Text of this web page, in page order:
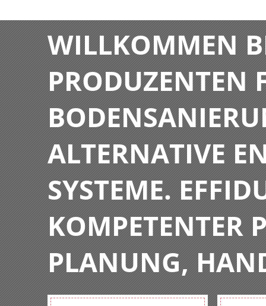
WILLKOMMEN
PRODUZENTEN
ALTERNATIVE
SYSTEME.
KOMPETENTER
PLANUNG,